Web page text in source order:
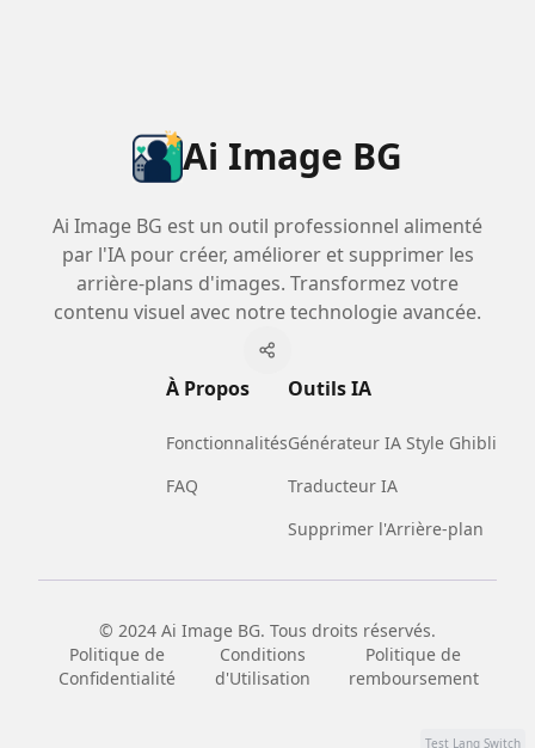
Ai Image BG
Ai Image BG est un outil professionnel alimenté
par l'IA pour créer, améliorer et supprimer les
arrière-plans d'images. Transformez votre
contenu visuel avec notre technologie avancée.
À Propos
Fonctionnalités
FAQ
Outils IA
Générateur IA Style Ghibli
Traducteur IA
Supprimer l'Arrière-plan
© 2024 Ai Image BG. Tous droits réservés.
Politique de
Confidentialité
Conditions
d'Utilisation
Politique de
remboursement
Test Lang Switch